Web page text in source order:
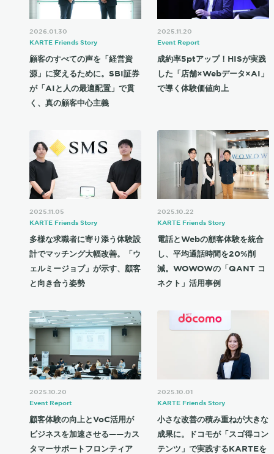
2026.01.30
KARTE Friends Story
顧客のすべての声を「経営資
源」に変えるために。SBI証券
が「AIと人の最適配置」で貫
く、真の顧客中心主義
2025.11.20
Event Report
成約率5ptアップ！HISが実践
した「店舗×Webデータ×AI」
で導く体験価値向上
2025.11.05
KARTE Friends Story
多様な求職者に寄り添う体験設
計でマッチング大幅改善。「ウ
ェルミージョブ」が示す、顧客
と向き合う姿勢
2025.10.22
KARTE Friends Story
電話とWebの顧客体験を統合
し、平均通話時間を20%削
減。WOWOWの「QANT コ
ネクト」活用事例
2025.10.20
Event Report
顧客体験の向上とVoC活用が
ビジネスを加速させる——カス
タマーサポートフロンティア
2025.10.01
KARTE Friends Story
小さな改善の積み重ねが大きな
成果に。ドコモが「スゴ得コン
テンツ」で実践するKARTEを